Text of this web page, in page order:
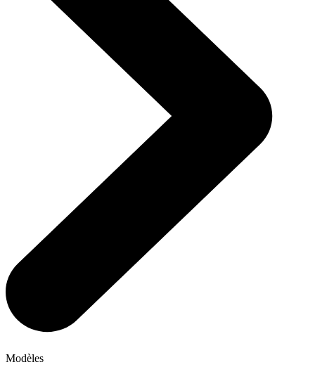
Modèles